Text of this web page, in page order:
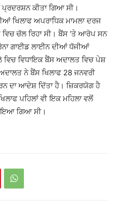
ਕੀਤਾ ਗਿਆ ਸੀ।
ਖਿਲਾਫ ਅਪਰਾਧਿਕ ਮਾਮਲਾ ਦਰਜ
ਚੱਲ ਰਿਹਾ ਸੀ। ਬੈਂਸ ‘ਤੇ ਆਰੋਪ ਸਨ
ਗਾਈਡ ਲਾਈਨ ਦੀਆਂ ਧੱਜੀਆਂ
ਵਿਧਾਇਕ ਬੈਂਸ ਅਦਾਲਤ ਵਿਚ ਪੇਸ਼
ਨੇ ਬੈਂਸ ਖਿਲਾਫ 28 ਜਨਵਰੀ
ਦਾ ਆਦੇਸ਼ ਦਿੱਤਾ ਹੈ। ਜ਼ਿਕਰਯੋਗ ਹੈ
ਪਹਿਲਾਂ ਵੀ ਇਕ ਮਹਿਲਾ ਵਲੋਂ
ਗਿਆ ਸੀ।